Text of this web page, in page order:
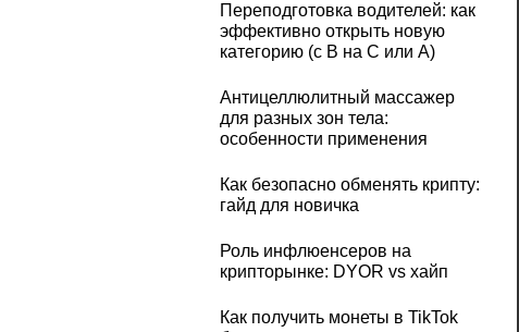
Переподготовка водителей: как
эффективно открыть новую
категорию (с B на C или А)
Антицеллюлитный массажер
для разных зон тела:
особенности применения
Как безопасно обменять крипту:
гайд для новичка
Роль инфлюенсеров на
крипторынке: DYOR vs хайп
Как получить монеты в TikTok